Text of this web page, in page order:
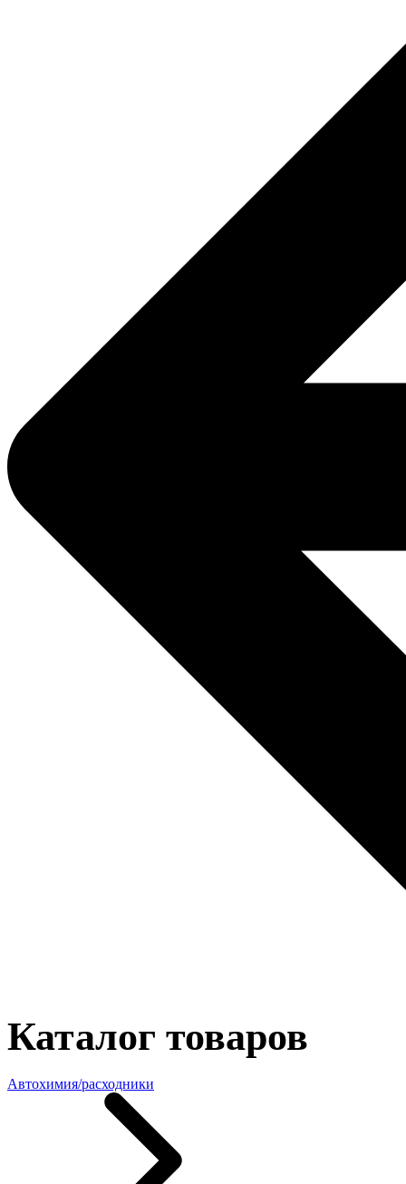
Каталог товаров
Автохимия/расходники